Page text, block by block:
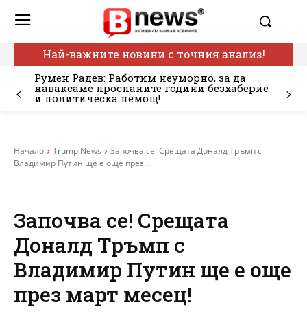
Най-важните новини с точния анализ!
Румен Радев: Работим неуморно, за да
наваксаме проспаните години безхаберие
и политическа немощ!
Начало Trump News
Започва се! Срещата Доналд Тръмп с
Владимир Путин ще е още през...
Започва се! Срещата
Доналд Тръмп с
Владимир Путин ще е още
през март месец!